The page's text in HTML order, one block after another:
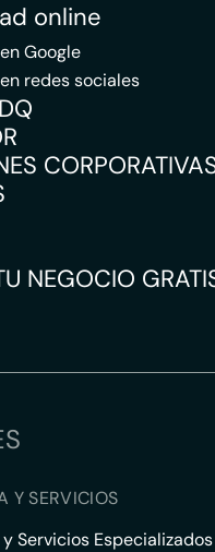
online
Google
redes sociales
NEGOCIO
Y SERVICIOS
Servicios Especializados